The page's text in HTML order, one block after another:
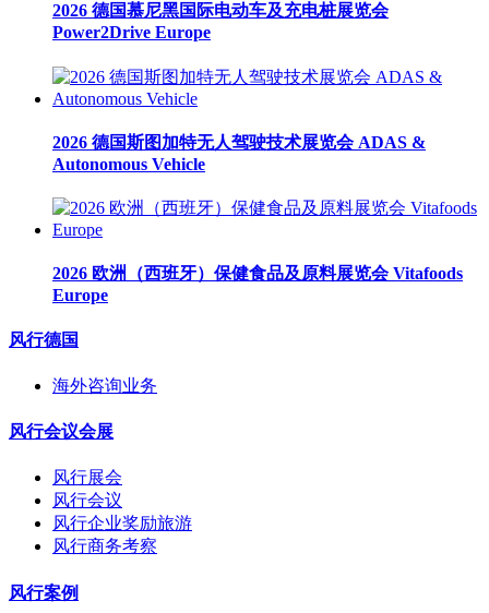
2026 德国慕尼黑国际电动车及充电桩展览会
Power2Drive Europe
2026 德国斯图加特无人驾驶技术展览会 ADAS &
Autonomous Vehicle
2026 欧洲（西班牙）保健食品及原料展览会 Vitafoods
Europe
风行德国
海外咨询业务
风行会议会展
风行展会
风行会议
风行企业奖励旅游
风行商务考察
风行案例